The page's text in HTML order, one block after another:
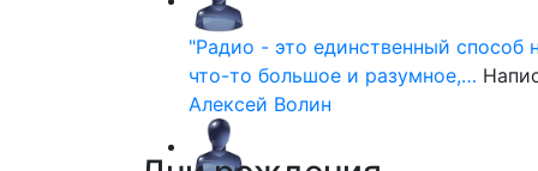
"Радио - это единственный способ
что-то большое и разумное,…
Алексей Волин